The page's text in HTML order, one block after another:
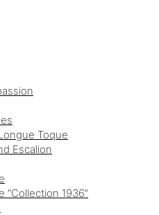
Toque
Escalion
“Collection 1936”